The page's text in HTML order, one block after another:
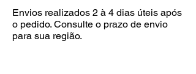
Envios realizados 2 à 4 dias úteis após
o pedido. Consulte o prazo de envio
para sua região.